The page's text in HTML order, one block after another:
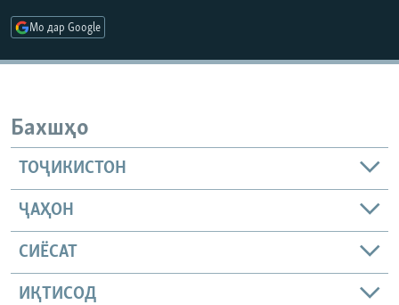
Мо дар Google
Бахшҳо
ТОҶИКИСТОН
ҶАҲОН
СИЁСАТ
ИҚТИСОД